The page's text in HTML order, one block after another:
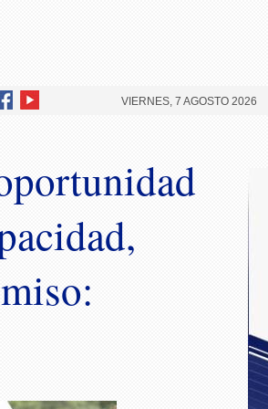
VIERNES, 7 AGOSTO 2026